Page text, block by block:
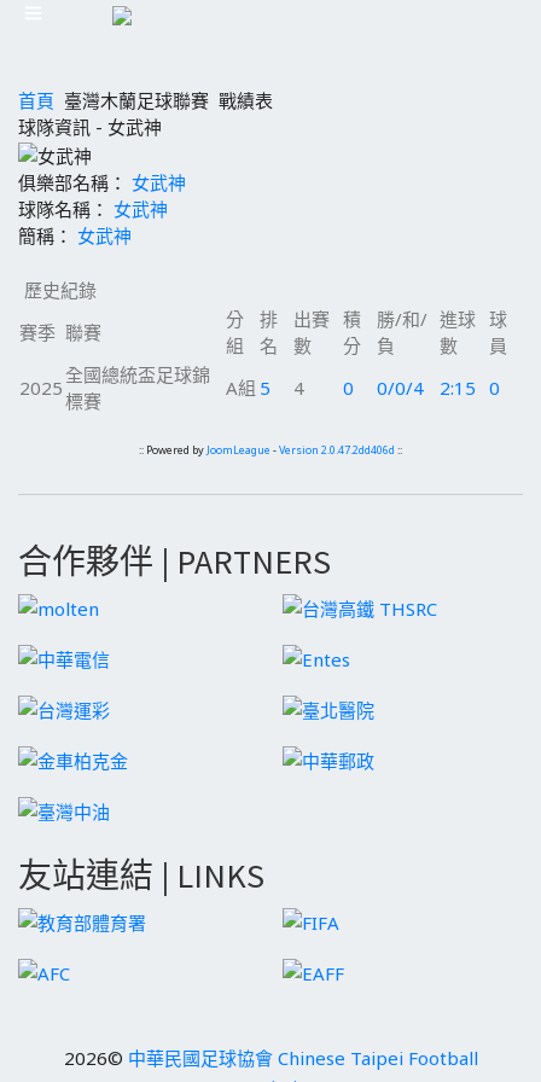
首頁 臺灣木蘭足球聯賽 戰績表
球隊資訊 - 女武神
俱樂部名稱： 女武神
球隊名稱： 女武神
簡稱： 女武神
歷史紀錄
賽季 聯賽
分
組
排
名
出賽
數
積
分
勝/和/
負
進球
數
球
員
2025
全國總統盃足球錦
標賽
A組 5 4 0 0/0/4 2:15 0
:: Powered by JoomLeague -Version 2.0.47.2dd406d ::
合作夥伴 | PARTNERS
友站連結 | LINKS
2026© 中華民國足球協會 Chinese Taipei Football